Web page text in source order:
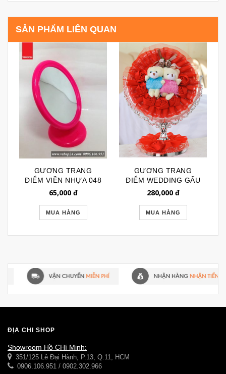
SẢN PHẨM LIÊN QUAN
GƯƠNG TRANG
ĐIỂM VIỀN NHỰA 048
65,000đ
MUA HÀNG
GƯƠNG TRANG
ĐIỂM WEDDING GẤU
TRÒN 086
280,000đ
MUA HÀNG
ĐỊA CHỈ SHOP
Showroom Hồ CHí Minh:
351/125 Lê Đại Hành, P.13, Q.11, HCM
0906.106.951 / 0902.302.966